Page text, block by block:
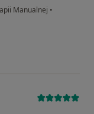
Manualnej •